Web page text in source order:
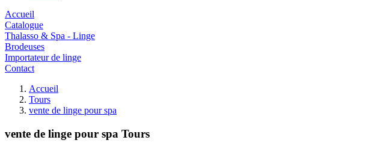
Accueil
Catalogue
Thalasso & Spa - Linge
Brodeuses
Importateur de linge
Contact
Accueil
Tours
vente de linge pour spa
vente de linge pour spa Tours